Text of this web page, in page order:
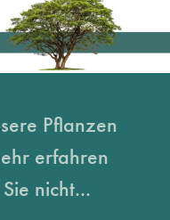
Pflanzen
erfahren
nicht...